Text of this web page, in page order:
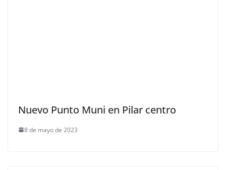
Nuevo Punto Muni en Pilar centro
8 de mayo de 2023